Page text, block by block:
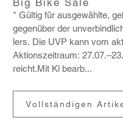
Big Bike Sale
* Gültig für ausge­wählte,
gegen­über der
lers. Die UVP kann vom
Akti­ons­zeit­raum:
reicht.Mit Kl bearb...
Vollständigen